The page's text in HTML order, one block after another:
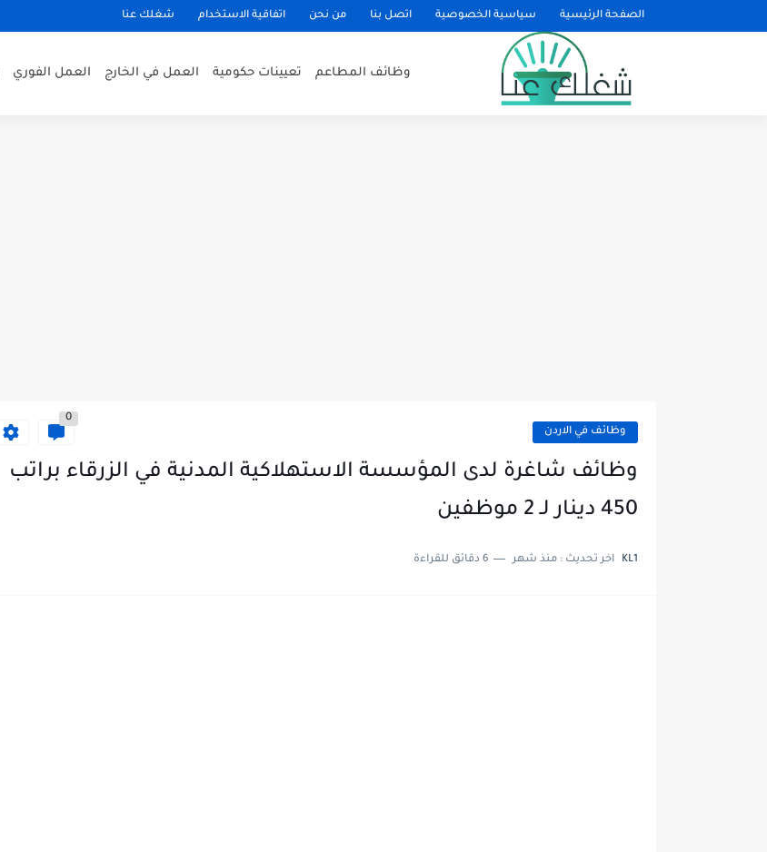
الصفحة الرئيسية سياسية الخصوصية اتصل بنا من نحن اتفاقية الاستخدام شغلك عنا
وظائف المطاعم تعيينات حكومية العمل في الخارج العمل الفوري
وظائف في الاردن
0
وظائف شاغرة لدى المؤسسة الاستهلاكية المدنية في الزرقاء براتب
450 دينار لـ 2 موظفين
KL1 اخر تحديث : منذ شهر 6 دقائق للقراءة